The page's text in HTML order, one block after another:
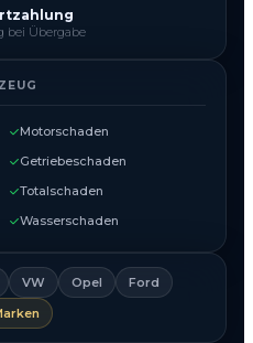
bei Übergabe
Motorschaden
Getriebeschaden
Totalschaden
Wasserschaden
VW Opel
Ford